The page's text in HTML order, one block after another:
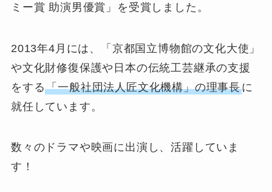
ミー賞 助演男優賞」を受賞しました。
2013年4月には、「京都国立博物館の文化大使」
や文化財修復保護や日本の伝統工芸継承の支援
をする「一般社団法人匠文化機構」の理事長に
就任しています。
数々のドラマや映画に出演し、活躍していま
す！